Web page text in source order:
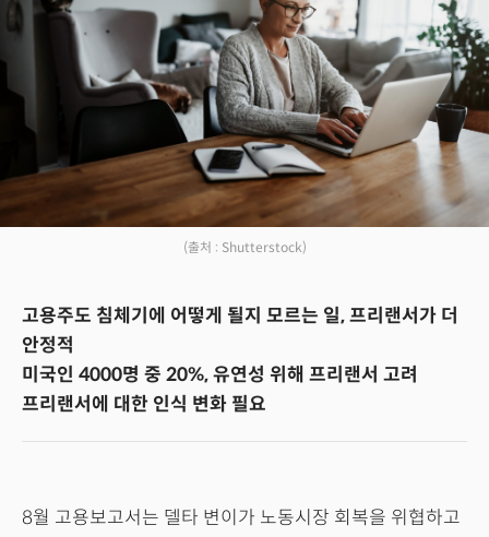
(출처 : Shutterstock)
고용주도 침체기에 어떻게 될지 모르는 일, 프리랜서가 더
안정적
미국인 4000명 중 20%, 유연성 위해 프리랜서 고려
프리랜서에 대한 인식 변화 필요
8월 고용보고서는 델타 변이가 노동시장 회복을 위협하고